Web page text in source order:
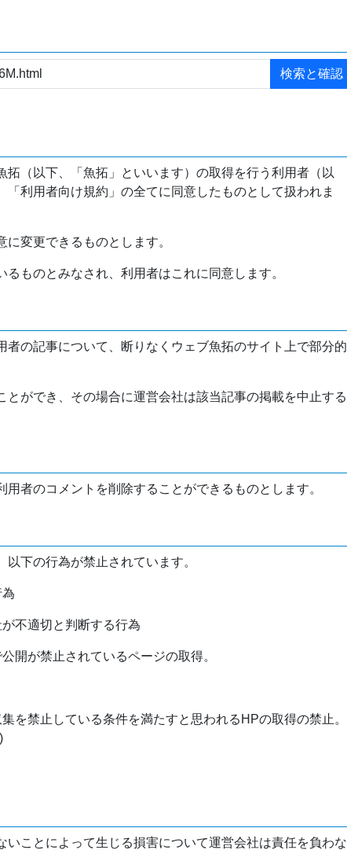
拓（以下、「魚拓」といいます）の取得を行う利用者（以
利用者向け規約」の全てに同意したものとして扱われま
変更できるものとします。
ものとみなされ、利用者はこれに同意します。
の記事について、断りなくウェブ魚拓のサイト上で部分的
ができ、その場合に運営会社は該当記事の掲載を中止する
者のコメントを削除することができるものとします。
下の行為が禁止されています。
不適切と判断する行為
開が禁止されているページの取得。
を禁止している条件を満たすと思われるHPの取得の禁止。
いことによって生じる損害について運営会社は責任を負わな